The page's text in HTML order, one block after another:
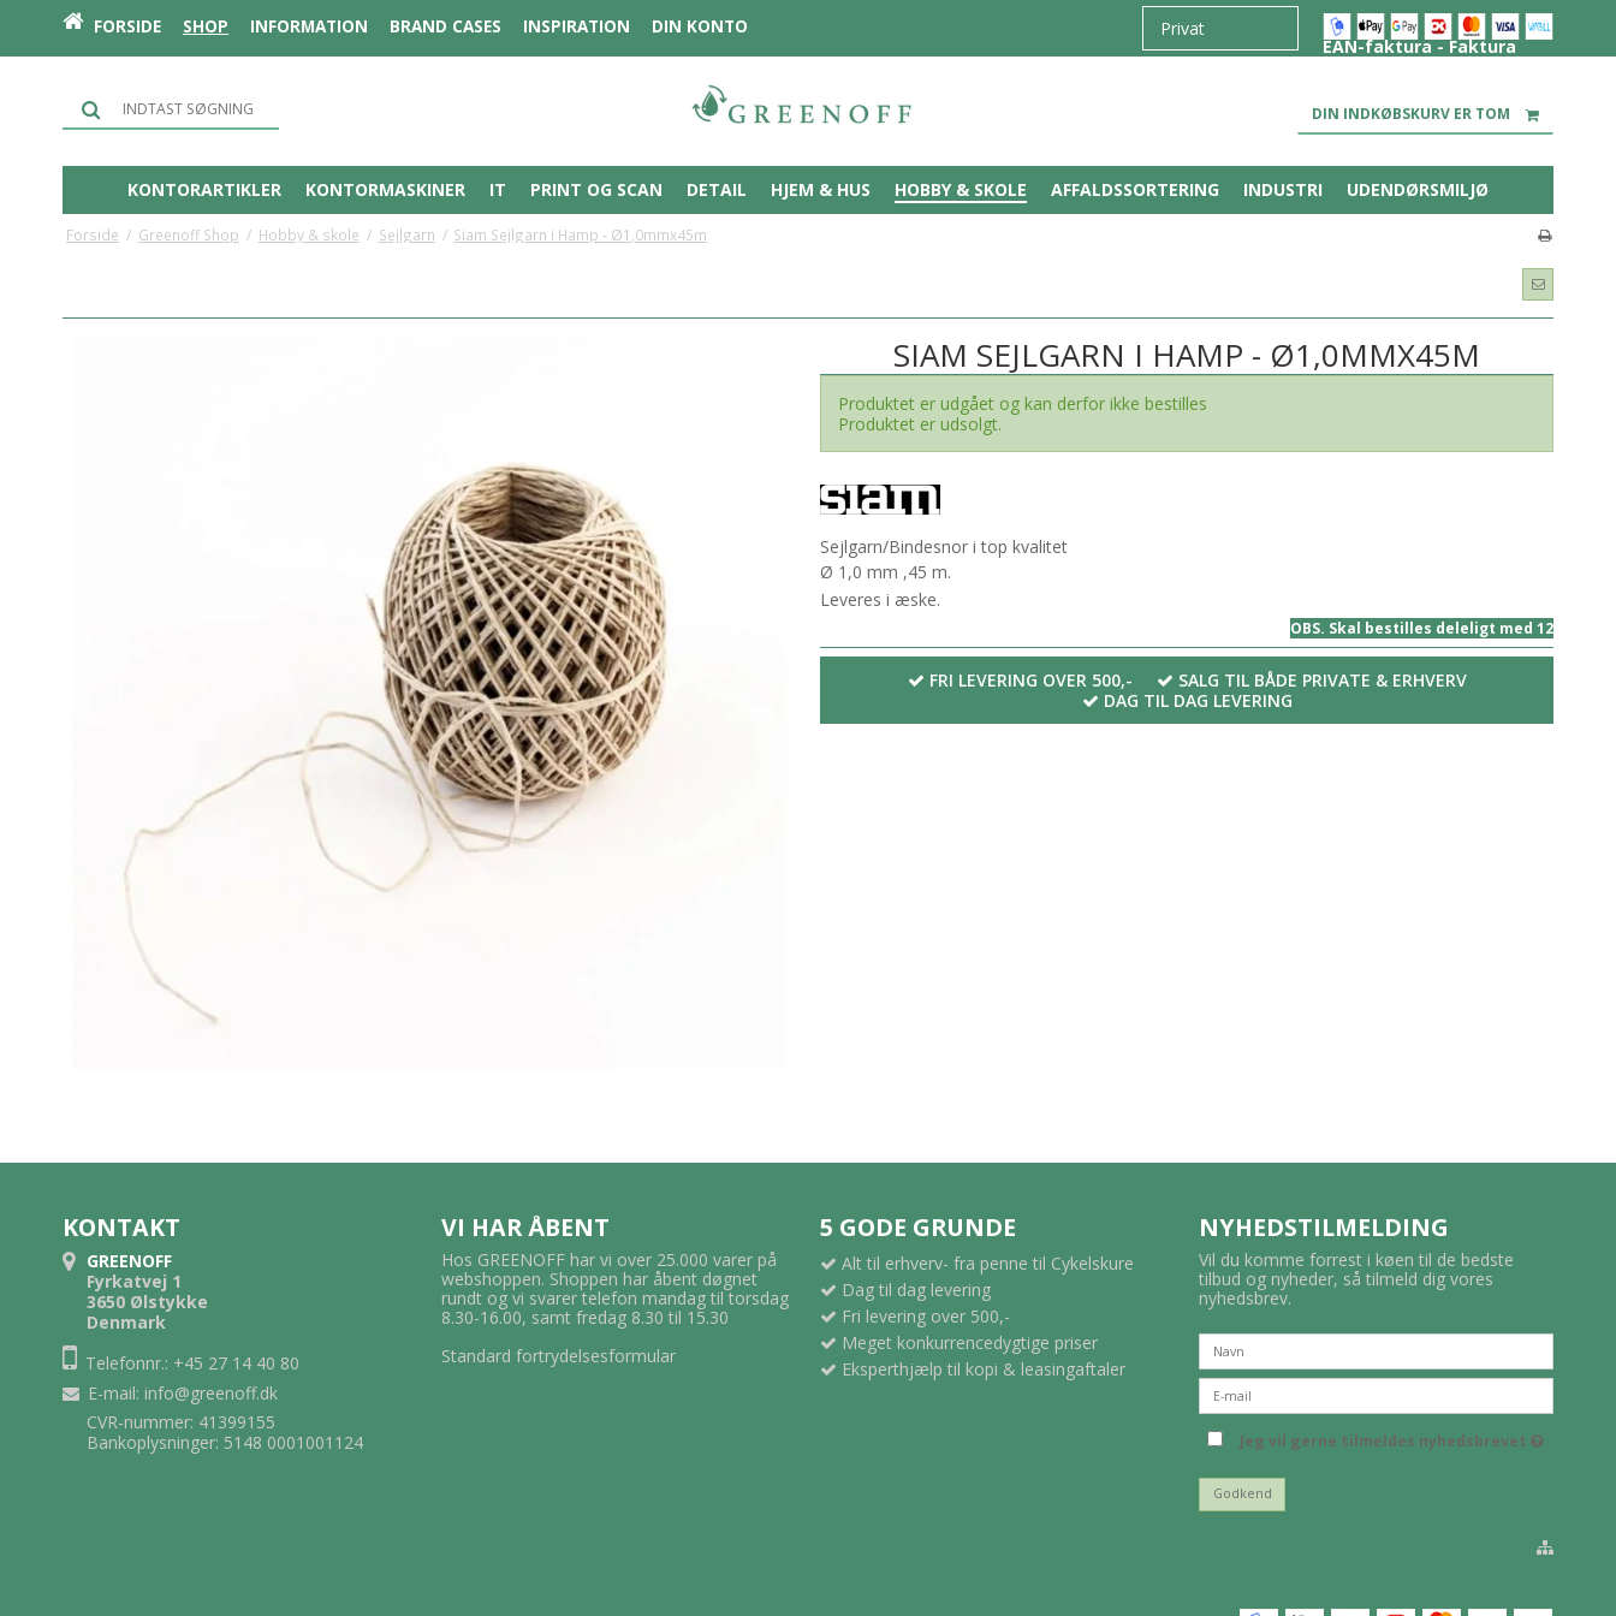
FORSIDE SHOP INFORMATION BRAND CASES INSPIRATION DIN KONTO
EAN-faktura - Faktura
DIN INDKØBSKURV ER TOM
KONTORARTIKLER KONTORMASKINER IT PRINT OG SCAN DETAIL HJEM & HUS HOBBY & SKOLE AFFALDSSORTERING INDUSTRI UDENDØRSMILJØ
Forside / Greenoff Shop / Hobby & skole / Sejlgarn / Siam Sejlgarn i Hamp - Ø1,0mmx45m
SIAM SEJLGARN I HAMP - Ø1,0MMX45M
Produktet er udgået og kan derfor ikke bestilles
Produktet er udsolgt.
Sejlgarn/Bindesnor i top kvalitet
Ø 1,0 mm ,45 m.
Leveres i æske.
OBS. Skal bestilles deleligt med 12
FRI LEVERING OVER 500,-
SALG TIL BÅDE PRIVATE & ERHVERV
DAG TIL DAG LEVERING
KONTAKT
GREENOFF
Fyrkatvej 1
3650 Ølstykke
Denmark
Telefonnr.: +45 27 14 40 80
E-mail: info@greenoff.dk
CVR-nummer: 41399155
Bankoplysninger: 5148 0001001124
VI HAR ÅBENT
Hos GREENOFF har vi over 25.000 varer på
webshoppen. Shoppen har åbent døgnet
rundt og vi svarer telefon mandag til torsdag
8.30-16.00, samt fredag 8.30 til 15.30
Standard fortrydelsesformular
5 GODE GRUNDE
Alt til erhverv- fra penne til Cykelskure
Dag til dag levering
Fri levering over 500,-
Meget konkurrencedygtige priser
Eksperthjælp til kopi & leasingaftaler
NYHEDSTILMELDING
Vil du komme forrest i køen til de bedste
tilbud og nyheder, så tilmeld dig vores
nyhedsbrev.
Jeg vil gerne tilmeldes nyhedsbrevet
Godkend